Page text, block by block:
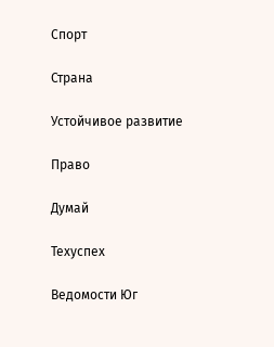
Спорт
Страна
Устойчивое развитие
Право
Думай
Техуспех
Ведомости Юг